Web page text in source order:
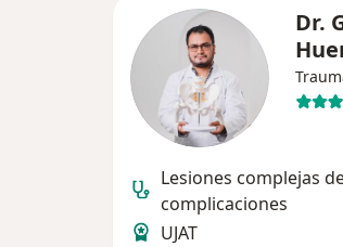
Dr.
Lesiones complejas
complicaciones
UJAT